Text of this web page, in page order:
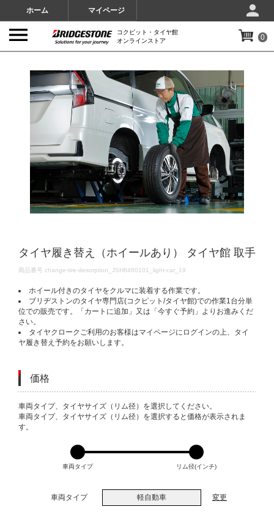
ホーム マイページ
コクピット・タイヤ館
オンラインストア
0
タイヤ履き替え（ホイールあり） タイヤ館 取手
DETAILS
商品番号 change-tire-desorption_JSH8460101_light-car_19
ホイール付きのタイヤをクルマに装着する作業です。
ブリヂストンのタイヤ専門店(コクピット/タイヤ館)での作業1台分単
位での販売です。「カートに追加」又は「今すぐ予約」よりお進みくだ
さい。
タイヤクロークご利用のお客様はマイページにログインの上、タイ
ヤ履き替え予約をお願いします。
価格
VARIATIONS
車両タイプ、タイヤサイズ（リム径）を選択してください。
車両タイプ、タイヤサイズ（リム径）を選択すると価格が表示されま
す。
車両タイプ リム径(インチ)
車両タイプ 軽自動車 変更